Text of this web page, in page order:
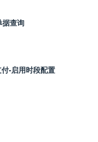
据查询
‑启用时段配置